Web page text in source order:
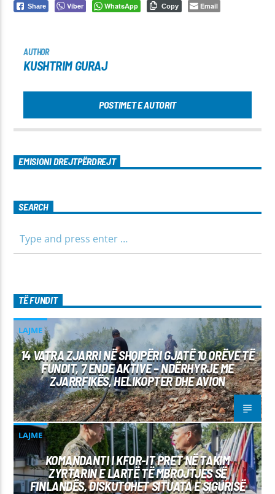
Share Viber WhatsApp Copy Email
AUTHOR
KUSHTRIM GURAJ
POSTIMET E AUTORIT
EMISIONI DREJTPËRDREJT
SEARCH
TË FUNDIT
LAJME
14 VATRA ZJARRI NË SHQIPËRI GJATË 10 ORËVE TË
FUNDIT, 7 ENDE AKTIVE – NDËRHYRJE ME
ZJARRFIKËS, HELIKOPTER DHE AVION
LAJME
KOMANDANTI I KFOR-IT PRET NË TAKIM
ZYRTARIN E LARTË TË MBROJTJES SË
FINLANDËS, DISKUTOHET SITUATA E SIGURISË